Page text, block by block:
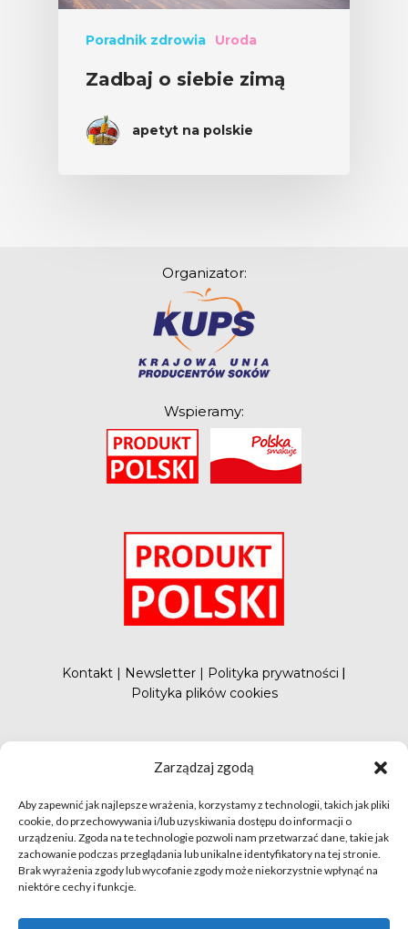
Zarządzaj zgodą
Aby zapewnić jak najlepsze wrażenia, korzystamy z technologii, takich jak pliki
cookie, do przechowywania i/lub uzyskiwania dostępu do informacji o
urządzeniu. Zgoda na te technologie pozwoli nam przetwarzać dane, takie jak
zachowanie podczas przeglądania lub unikalne identyfikatory na tej stronie.
Brak wyrażenia zgody lub wycofanie zgody może niekorzystnie wpłynąć na
niektóre cechy i funkcje.
Poradnik zdrowia Uroda
Zadbaj o siebie zimą
apetyt na polskie
Organizator:
Wspieramy:
Kontakt Newsletter Polityka prywatności
Polityka plików cookies
zastrzeżone | realizacjaHillnet